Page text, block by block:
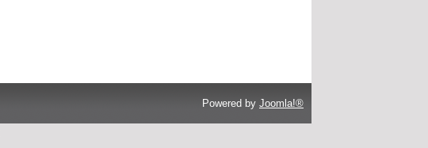
Powered by Joomla!®